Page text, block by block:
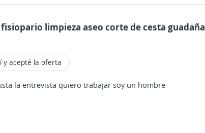
limpieza aseo corte de cesta guadaña
y acepté la oferta
la entrevista quiero trabajar soy un hombre